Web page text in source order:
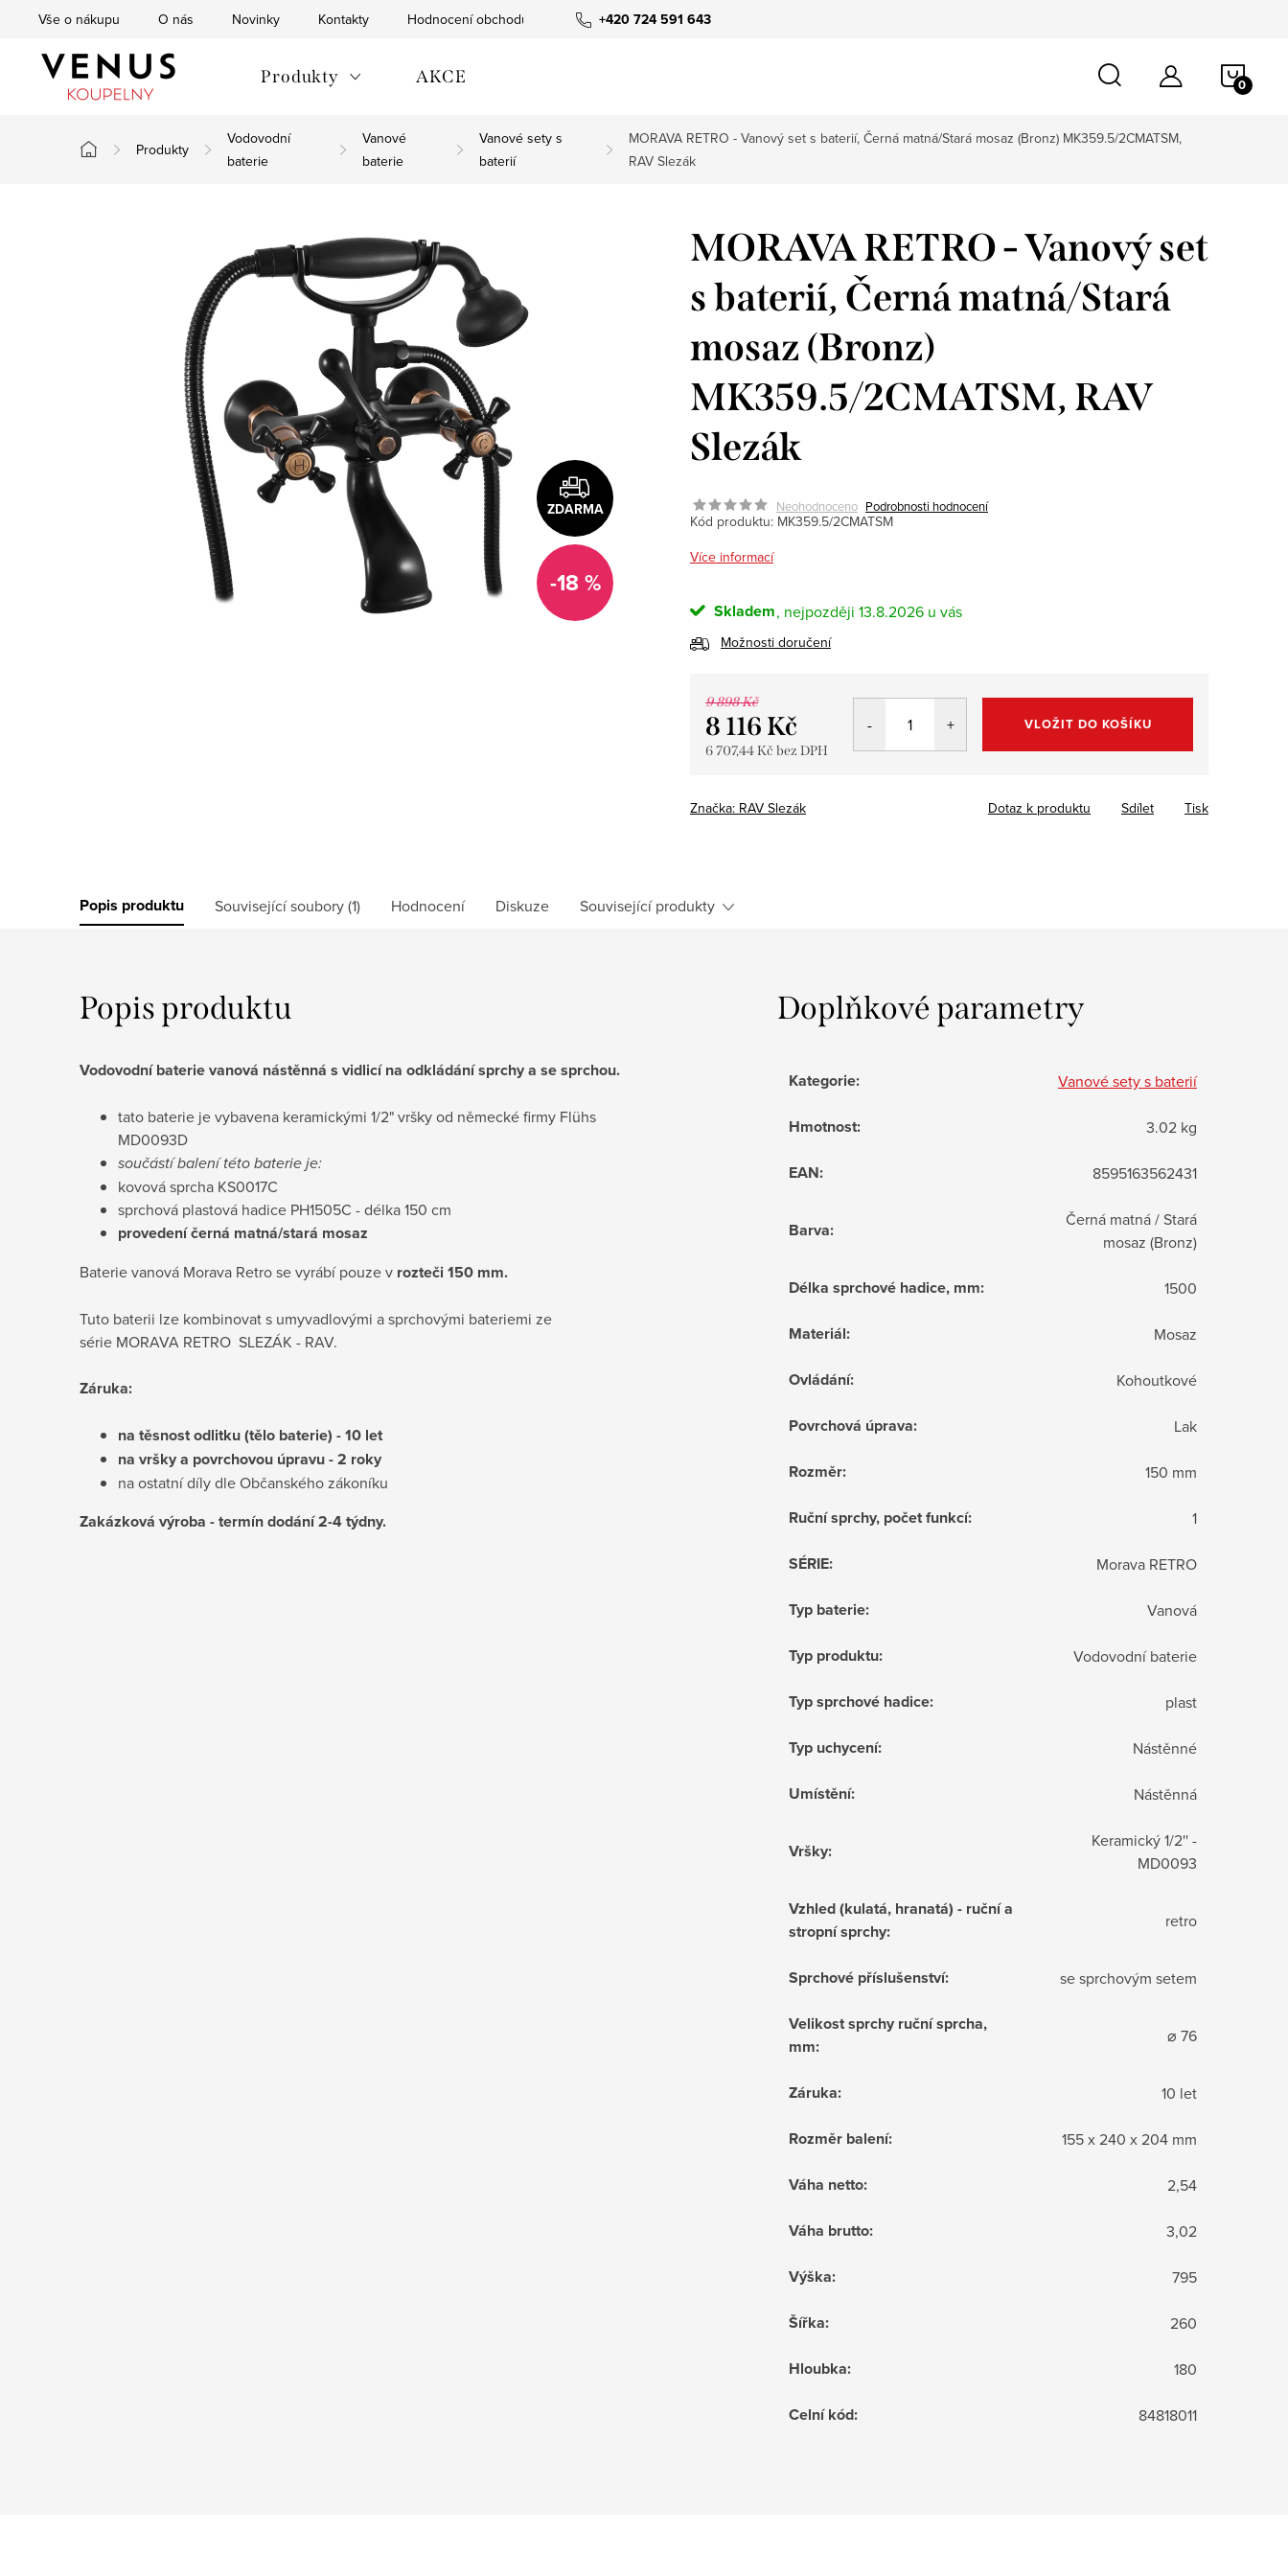
+420 724 591 643
Vše o nákupu O nás Novinky Kontakty Hodnocení obchodu
Produkty AKCE
Domů
Produkty
Vodovodní
baterie
Vanové
baterie
Vanové sety s
baterií
MORAVA RETRO - Vanový set s baterií, Černá matná/Stará mosaz (Bronz) MK359.5/2CMATSM,
RAV Slezák
ZDARMA
-18 %
MORAVA RETRO - Vanový set
s baterií, Černá matná/Stará
mosaz (Bronz)
MK359.5/2CMATSM, RAV
Slezák
Neohodnoceno Podrobnosti hodnocení
Kód produktu: MK359.5/2CMATSM
Více informací
Skladem 13.8.2026
Možnosti doručení
9 898 Kč
8 116 Kč
6 707,44 Kč bez DPH
VLOŽIT DO KOŠÍKU
Značka: RAV Slezák Tisk
Dotaz k produktu Sdílet
Popis produktu Související soubory (1) Hodnocení Diskuze Související produkty
Popis produktu
Vodovodní baterie vanová nástěnná s vidlicí na odkládání sprchy a se sprchou.
tato baterie je vybavena keramickými 1/2" vršky od německé firmy Flühs
MD0093D
součástí balení této baterie je:
kovová sprcha KS0017C
sprchová plastová hadice PH1505C - délka 150 cm
provedení černá matná/stará mosaz
Baterie vanová Morava Retro se vyrábí pouze v rozteči 150 mm.
Tuto baterii lze kombinovat s umyvadlovými a sprchovými bateriemi ze
série MORAVA RETRO SLEZÁK - RAV.
Záruka:
na těsnost odlitku (tělo baterie) - 10 let
na vršky a povrchovou úpravu- 2 roky
na ostatní díly dle Občanského zákoníku
Zakázková výroba - termín dodání 2-4 týdny.
Doplňkové parametry
Kategorie: Vanové sety s baterií
Hmotnost: 3.02 kg
EAN: 8595163562431
Barva:
Černá matná / Stará
mosaz (Bronz)
Délka sprchové hadice, mm: 1500
Materiál: Mosaz
Ovládání: Kohoutkové
Povrchová úprava: Lak
Rozměr: 150 mm
Ruční sprchy, počet funkcí: 1
SÉRIE: Morava RETRO
Typ baterie: Vanová
Typ produktu: Vodovodní baterie
Typ sprchové hadice: plast
Typ uchycení: Nástěnné
Umístění: Nástěnná
Vršky:
Keramický 1/2'' -
MD0093
Vzhled (kulatá, hranatá) - ruční a
stropní sprchy: retro
Sprchové příslušenství: se sprchovým setem
Velikost sprchy ruční sprcha,
mm: ⌀ 76
Záruka: 10 let
Rozměr balení: 155 x 240 x 204 mm
Váha netto: 2,54
Váha brutto: 3,02
Výška: 795
Šířka: 260
Hloubka: 180
Celní kód: 84818011